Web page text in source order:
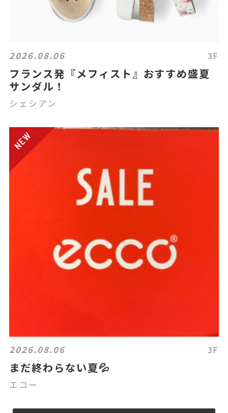
2026.08.06 3F
フランス発『メフィスト』おすすめ盛夏
サンダル！
シェシアン
2026.08.06 3F
まだ終わらない夏💦
エコー